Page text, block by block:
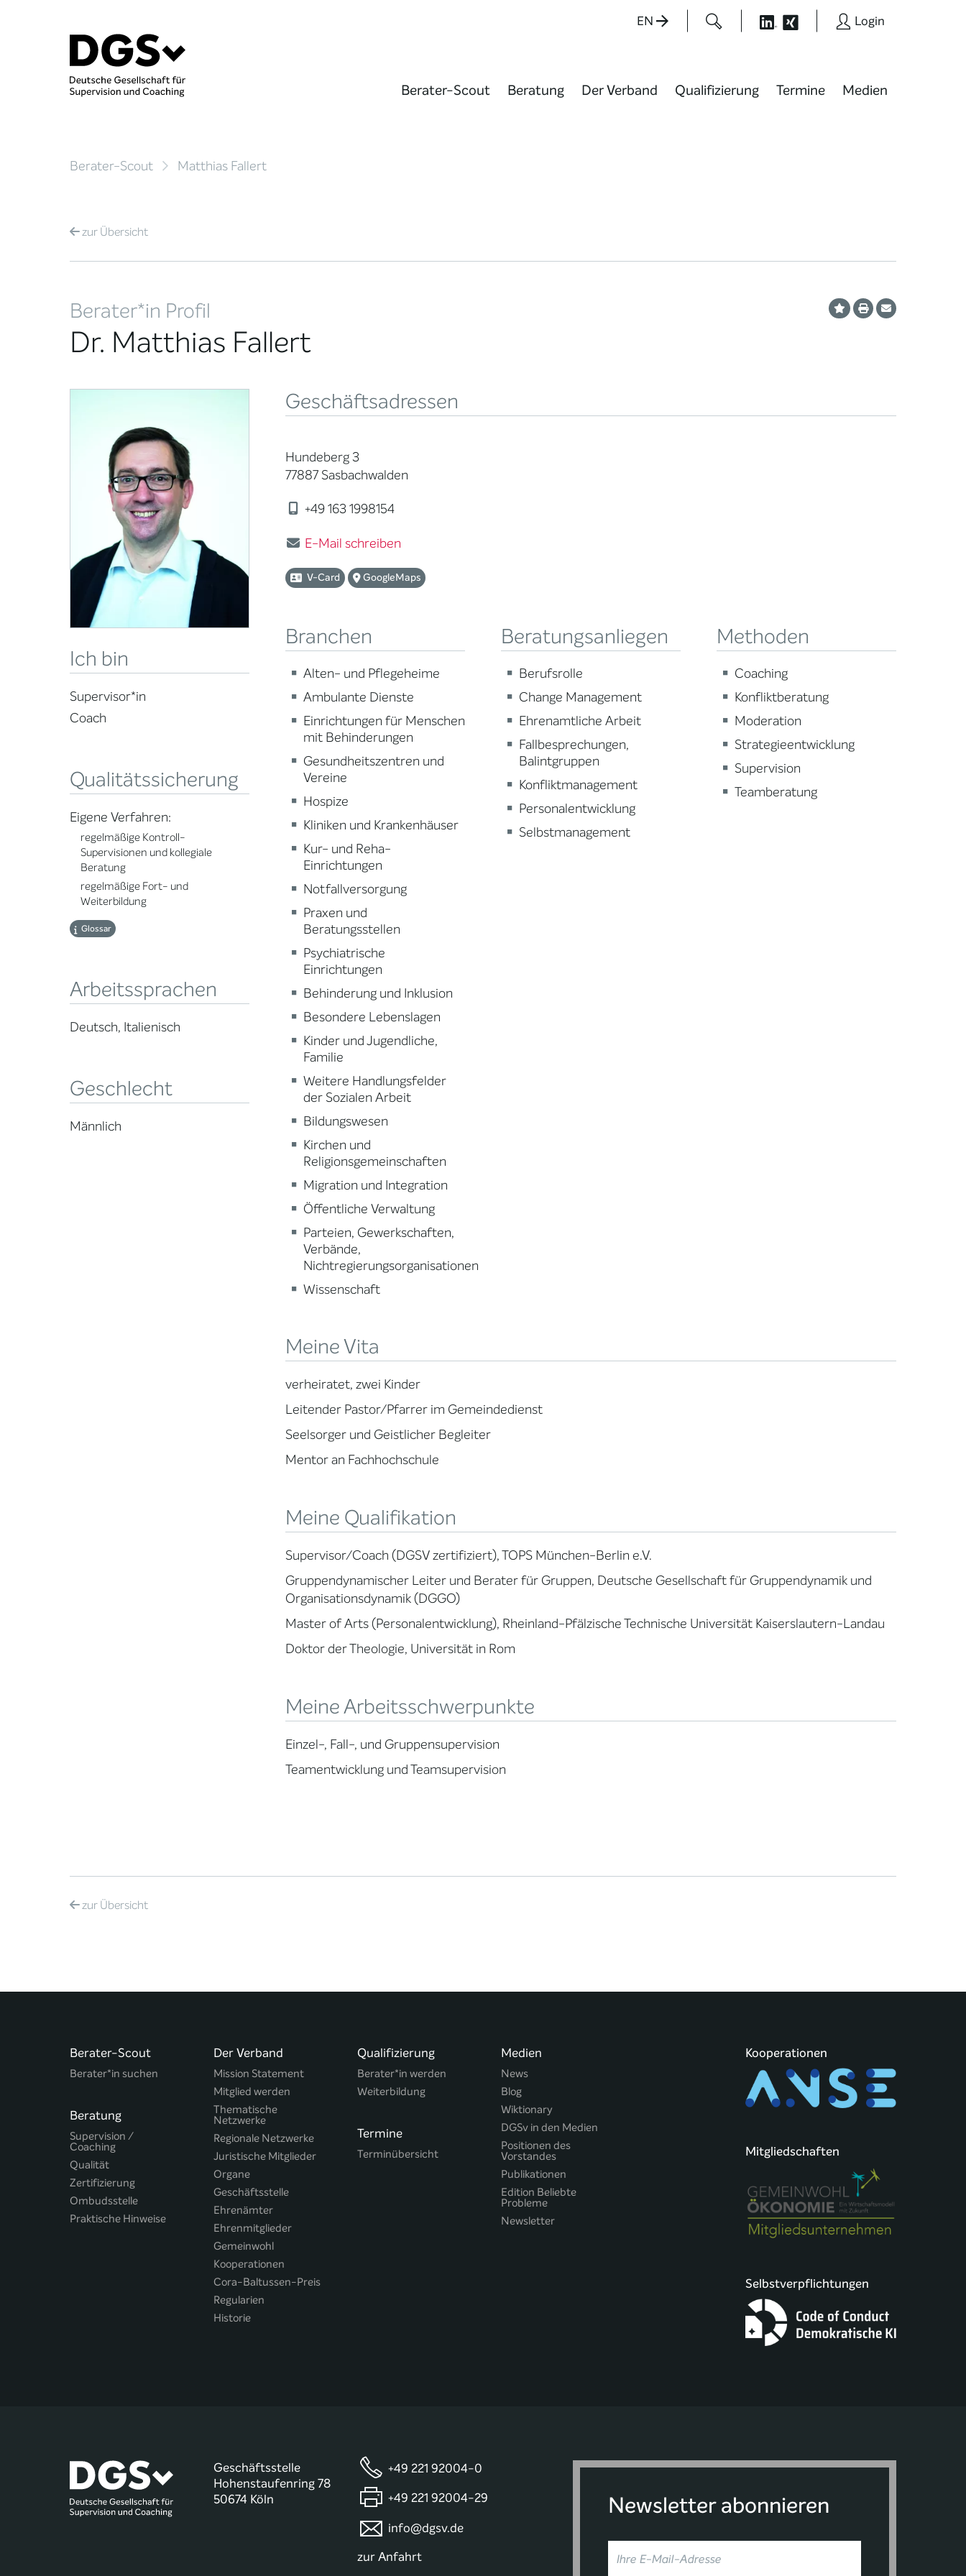
EN Login
Berater-Scout Beratung Der Verband Qualifizierung Termine Medien
Berater-Scout Matthias Fallert
zurÜbersicht
Berater*in Profil
Dr. Matthias Fallert
Ich bin
Supervisor*in
Coach
Qualitätssicherung
Eigene Verfahren:
regelmäßige Kontroll-
Supervisionen und kollegiale
Beratung
regelmäßige Fort- und
Weiterbildung
Glossar
Arbeitssprachen
Deutsch, Italienisch
Geschlecht
Männlich
Geschäftsadressen
Hundeberg 3
77887 Sasbachwalden
+49 163 1998154
E-Mail schreiben
V-Card GoogleMaps
Branchen
Alten- und Pflegeheime
Ambulante Dienste
Einrichtungen für Menschen
mit Behinderungen
Gesundheitszentren und
Vereine
Hospize
Kliniken und Krankenhäuser
Kur- und Reha-
Einrichtungen
Notfallversorgung
Praxen und
Beratungsstellen
Psychiatrische
Einrichtungen
Behinderung und Inklusion
Besondere Lebenslagen
Kinder und Jugendliche,
Familie
Weitere Handlungsfelder
der Sozialen Arbeit
Bildungswesen
Kirchen und
Religionsgemeinschaften
Migration und Integration
Öffentliche Verwaltung
Parteien, Gewerkschaften,
Verbände,
Nichtregierungsorganisationen
Wissenschaft
Beratungsanliegen
Berufsrolle
Change Management
Ehrenamtliche Arbeit
Fallbesprechungen,
Balintgruppen
Konfliktmanagement
Personalentwicklung
Selbstmanagement
Methoden
Coaching
Konfliktberatung
Moderation
Strategieentwicklung
Supervision
Teamberatung
Meine Vita
verheiratet, zwei Kinder
Leitender Pastor/Pfarrer im Gemeindedienst
Seelsorger und Geistlicher Begleiter
Mentor an Fachhochschule
Meine Qualifikation
Supervisor/Coach (DGSV zertifiziert), TOPS München-Berlin e.V.
Gruppendynamischer Leiter und Berater für Gruppen, Deutsche Gesellschaft für Gruppendynamik und
Organisationsdynamik (DGGO)
Master of Arts (Personalentwicklung), Rheinland-Pfälzische Technische Universität Kaiserslautern-Landau
Doktor der Theologie, Universität in Rom
Meine Arbeitsschwerpunkte
Einzel-, Fall-, und Gruppensupervision
Teamentwicklung und Teamsupervision
zurÜbersicht
Berater-Scout
Berater*in suchen
Beratung
Supervision /
Coaching
Qualität
Zertifizierung
Ombudsstelle
Praktische Hinweise
Der Verband
Mission Statement
Mitglied werden
Thematische
Netzwerke
Regionale Netzwerke
Juristische Mitglieder
Organe
Geschäftsstelle
Ehrenämter
Ehrenmitglieder
Gemeinwohl
Kooperationen
Cora-Baltussen-Preis
Regularien
Historie
Qualifizierung
Berater*in werden
Weiterbildung
Termine
Terminübersicht
Medien
News
Blog
Wiktionary
DGSv in den Medien
Positionen des
Vorstandes
Publikationen
Edition Beliebte
Probleme
Newsletter
Kooperationen
Mitgliedschaften
Selbstverpflichtungen
Geschäftsstelle
Hohenstaufenring 78
50674 Köln
+49 221 92004-0
+49 221 92004-29
info@dgsv.de
zur Anfahrt
Newsletter abonnieren